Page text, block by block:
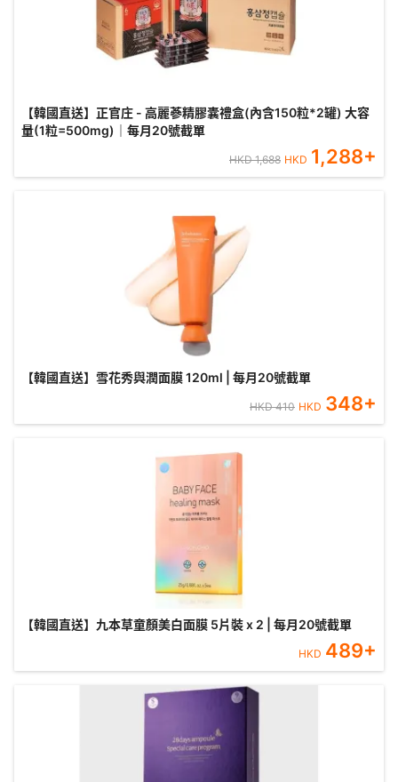
【韓國直送】正官庄 - 高麗蔘精膠囊禮盒(內含150粒*2罐) 大容
量(1粒=500mg)｜每月20號截單
HKD1,688 HKD 1,288+
【韓國直送】雪花秀與潤面膜 120ml | 每月20號截單
HKD410 HKD 348+
【韓國直送】九本草童顏美白面膜 5片裝 x 2 | 每月20號截單
HKD 489+